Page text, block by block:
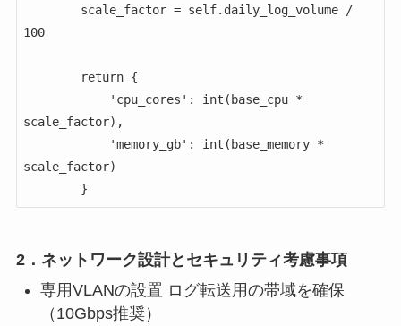
100
scale_factor),
scale_factor)
        }
2．ネットワーク設計とセキュリティ考慮事項
専用VLANの設置 ログ転送用の帯域を確保
（10Gbps推奨）